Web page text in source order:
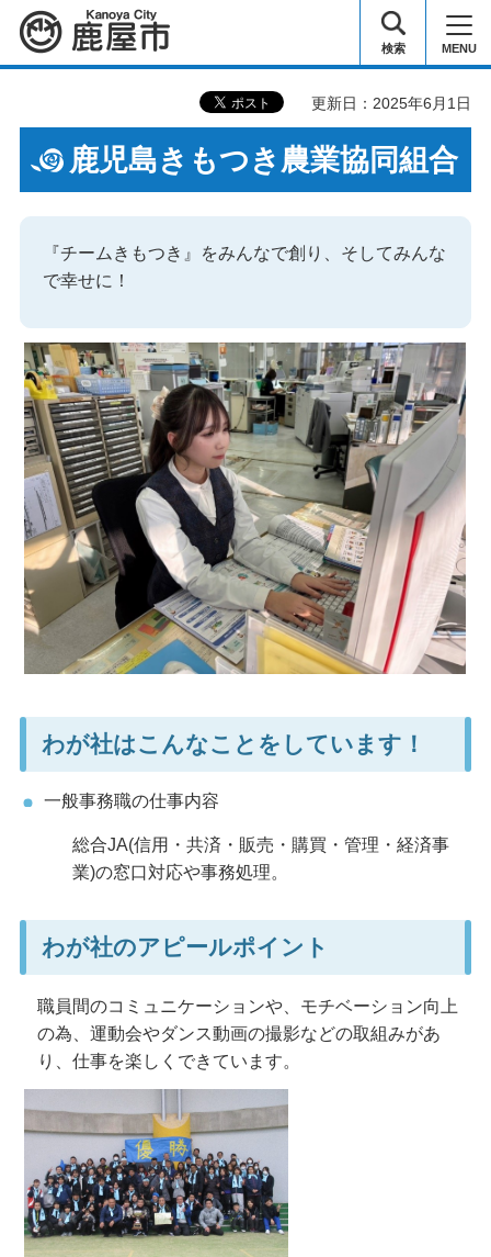
鹿屋市 検索 MENU
更新日：2025年6月1日
鹿児島きもつき農業協同組合
『チームきもつき』をみんなで創り、そしてみんな
で幸せに！
わが社はこんなことをしています！
一般事務職の仕事内容
総合JA(信用・共済・販売・購買・管理・経済事
業)の窓口対応や事務処理。
わが社のアピールポイント
職員間のコミュニケーションや、モチベーション向上
の為、運動会やダンス動画の撮影などの取組みがあ
り、仕事を楽しくできています。